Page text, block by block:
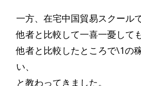
一方、在宅中国貿易スクールで
他者と比較して一喜一憂して
他者と比較したところで\1の
い、
と教わってきました。